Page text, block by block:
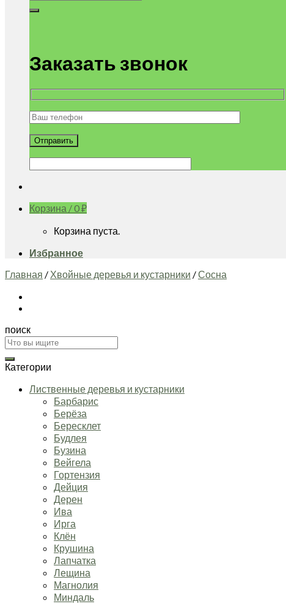
Заказать звонок
Корзина /0₽
Корзина пуста.
Избранное
Главная / Хвойные деревья и кустарники /Сосна
поиск
Искать:
Категории
Лиственные деревья и кустарники
Барбарис
Берёза
Бересклет
Будлея
Бузина
Вейгела
Гортензия
Дейция
Дерен
Ива
Ирга
Клён
Крушина
Лапчатка
Лещина
Магнолия
Миндаль